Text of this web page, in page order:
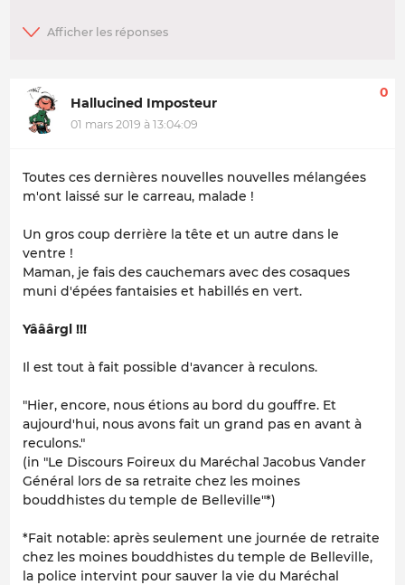
Hallucined Imposteur
01 mars 2019 à 13:04:09
0
Toutes ces dernières nouvelles nouvelles mélangées
m'ont laissé sur le carreau, malade !
Un gros coup derrière la tête et un autre dans le
ventre !
Maman, je fais des cauchemars avec des cosaques
muni d'épées fantaisies et habillés en vert.
Yââârgl !!!
Il est tout à fait possible d'avancer à reculons.
"Hier, encore, nous étions au bord du gouffre. Et
aujourd'hui, nous avons fait un grand pas en avant à
reculons."
(in "Le Discours Foireux du Maréchal Jacobus Vander
Général lors de sa retraite chez les moines
bouddhistes du temple de Belleville"*)
*Fait notable: après seulement une journée de retraite
chez les moines bouddhistes du temple de Belleville,
la police intervint pour sauver la vie du Maréchal